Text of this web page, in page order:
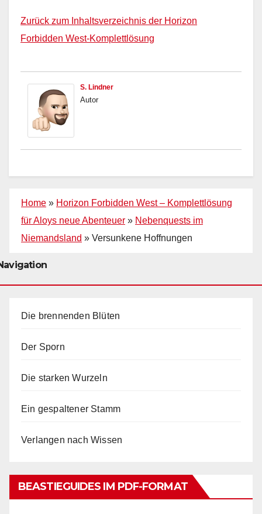
Zurück zum Inhaltsverzeichnis der Horizon
Forbidden West-Komplettlösung
S. Lindner
Autor
Home » Horizon Forbidden West – Komplettlösung
für Aloys neue Abenteuer » Nebenquests im
Niemandsland » Versunkene Hoffnungen
Die brennenden Blüten
Der Sporn
Die starken Wurzeln
Ein gespaltener Stamm
Verlangen nach Wissen
BEASTIEGUIDES IM PDF-FORMAT